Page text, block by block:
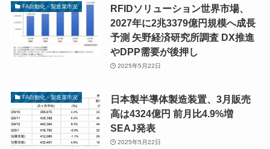
FA自動化・製造業市況
RFIDソリューション世界市場、
2027年に2兆3379億円規模へ成長
予測 矢野経済研究所調査 DX推進
やDPP需要が後押し
2025年5月22日
FA自動化・製造業市況
日本製半導体製造装置、3月販売
高は4324億円 前月比4.9%増
SEAJ発表
2025年5月22日